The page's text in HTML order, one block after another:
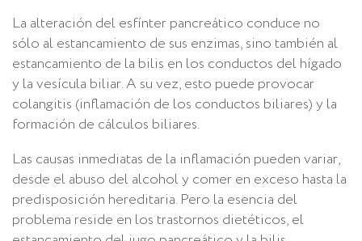
La alteración del esfínter pancreático conduce no
sólo al estancamiento de sus enzimas, sino también al
estancamiento de la bilis en los conductos del hígado
y la vesícula biliar. A su vez, esto puede provocar
colangitis (inflamación de los conductos biliares) y la
formación de cálculos biliares.
Las causas inmediatas de la inflamación pueden variar,
desde el abuso del alcohol y comer en exceso hasta la
predisposición hereditaria. Pero la esencia del
problema reside en los trastornos dietéticos, el